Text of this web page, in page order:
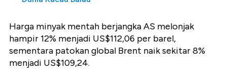
Harga minyak mentah berjangka AS melonjak
hampir 12% menjadi US$112,06 per barel,
sementara patokan global Brent naik sekitar 8%
menjadi US$109,24.